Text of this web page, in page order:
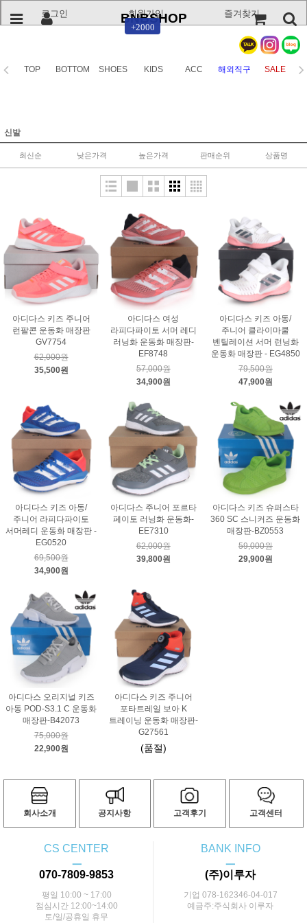
로그인
+2000
회원가입 즐겨찾기
BNBSHOP
TOP BOTTOM SHOES KIDS ACC 해외직구 SALE
신발
최신순 낮은가격 높은가격 판매순위 상품명
아디다스 키즈 주니어
런팔콘 운동화 매장판
GV7754
62,000원
35,500원
아디다스 여성
라피다파이토 서머 레디
러닝화 운동화 매장판-
EF8748
57,000원
34,900원
아디다스 키즈 아동/
주니어 클라이마쿨
벤틸레이션 서머 런닝화
운동화 매장판 - EG4850
79,500원
47,900원
아디다스 키즈 아동/
주니어 라피다파이토
서머레디 운동화 매장판 -
EG0520
69,500원
34,900원
아디다스 주니어 포르타
페이토 러닝화 운동화-
EE7310
62,000원
39,800원
아디다스 키즈 슈퍼스타
360 SC 스니커즈 운동화
매장판-BZ0553
59,000원
29,900원
아디다스 오리지널 키즈
아동 POD-S3.1 C 운동화
매장판-B42073
75,000원
22,900원
아디다스 키즈 주니어
포타트레일 보아 K
트레이닝 운동화 매장판-
G27561
(품절)
회사소개 공지사항 고객후기 고객센터
CS CENTER
ㅡ
070-7809-9853
평일 10:00 ~ 17:00
점심시간 12:00~14:00
토/일/공휴일 휴무
BANK INFO
ㅡ
(주)이루자
기업 078-162346-04-017
예금주:주식회사 이루자